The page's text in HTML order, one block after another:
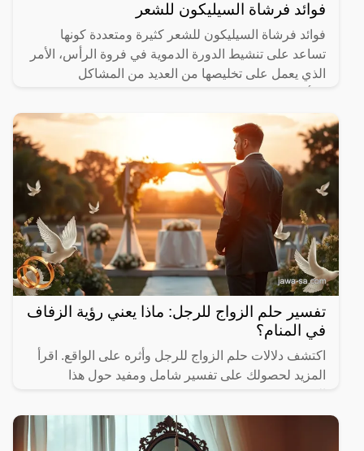
فوائد فرشاة السيليكون للشعر
فوائد فرشاة السيليكون للشعر كثيرة ومتعددة كونها
تساعد على تنشيط الدورة الدموية في فروة الرأس، الأمر
الذي يعمل على تخليصها من العديد من المشاكل
تفسير حلم الزواج للرجل: ماذا يعني رؤية الزفاف
في المنام؟
اكتشف دلالات حلم الزواج للرجل وأثره على الواقع. اقرأ
المزيد لحصولك على تفسير شامل ومفيد حول هذا